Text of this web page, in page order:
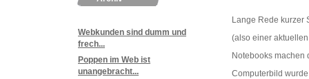
Lange Rede kurzer
(also einer
Notebooks machen
Computerbild
Webkunden sind dumm und
frech...
Poppen im Web ist
unangebracht...